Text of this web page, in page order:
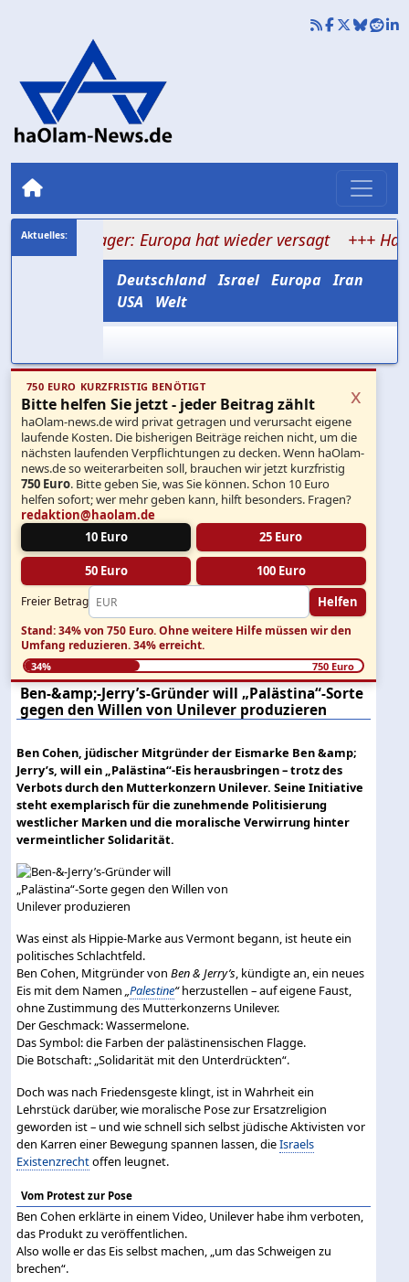
Europa hat wieder versagt +++ Hamas
Deutschland Israel Europa Iran
USA
Welt
750 EURO KURZFRISTIG BENÖTIGT
Bitte helfen Sie jetzt - jeder Beitrag zählt
haOlam-news.de wird privat getragen und verursacht eigene
laufende Kosten. Die bisherigen Beiträge reichen nicht, um die
nächsten laufenden Verpflichtungen zu decken. Wenn haOlam-
news.de so weiterarbeiten soll, brauchen wir jetzt kurzfristig
750 Euro. Bitte geben Sie, was Sie können. Schon 10 Euro
helfen sofort; wer mehr geben kann, hilft besonders. Fragen?
redaktion@haolam.de
10 Euro
25 Euro
50 Euro 100 Euro
Freier Betrag Helfen
x
Stand: 34% von 750 Euro.Ohne weitere Hilfe müssen wir den
Umfang reduzieren.34% erreicht.
34% 750 Euro
Ben-&amp;-Jerry’s-Gründer will „Palästina“-Sorte
gegen den Willen von Unilever produzieren
Ben Cohen, jüdischer Mitgründer der Eismarke Ben &amp;
Jerry’s, will ein „Palästina“-Eis herausbringen – trotz des
Verbots durch den Mutterkonzern Unilever. Seine Initiative
steht exemplarisch für die zunehmende Politisierung
westlicher Marken und die moralische Verwirrung hinter
vermeintlicher Solidarität.
Was einst als Hippie-Marke aus Vermont begann, ist heute ein
politisches Schlachtfeld.
Ben Cohen, Mitgründer vonBen & Jerry’s, kündigte an, ein neues
Eis mit dem Namen„Palestine“herzustellen – auf eigene Faust,
ohne Zustimmung des Mutterkonzerns Unilever.
Der Geschmack: Wassermelone.
Das Symbol: die Farben der palästinensischen Flagge.
Die Botschaft: „Solidarität mit den Unterdrückten“.
Doch was nach Friedensgeste klingt, ist in Wahrheit ein
Lehrstück darüber, wie moralische Pose zur Ersatzreligion
geworden ist – und wie schnell sich selbst jüdische Aktivisten vor
den Karren einer Bewegung spannen lassen, dieIsraels
Existenzrechtoffen leugnet.
Vom Protest zur Pose
Ben Cohen erklärte in einem Video, Unilever habe ihm verboten,
das Produkt zu veröffentlichen.
Also wolle er das Eis selbst machen, „um das Schweigen zu
brechen“.